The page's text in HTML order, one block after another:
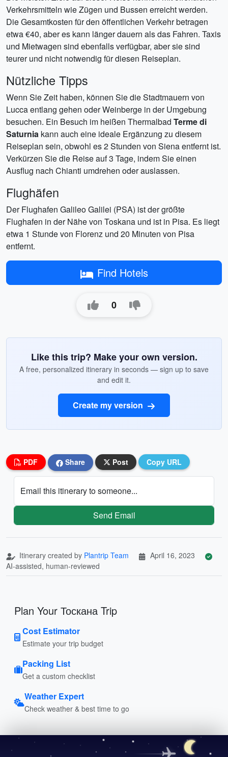
Verkehrsmitteln wie Zügen und Bussen erreicht werden.
Die Gesamtkosten für den öffentlichen Verkehr betragen
etwa €40, aber es kann länger dauern als das Fahren. Taxis
und Mietwagen sind ebenfalls verfügbar, aber sie sind
teurer und nicht notwendig für diesen Reiseplan.
Nützliche Tipps
Wenn Sie Zeit haben, können Sie die Stadtmauern von
Lucca entlang gehen oder Weinberge in der Umgebung
besuchen. Ein Besuch im heißen Thermalbad Terme di
Saturnia kann auch eine ideale Ergänzung zu diesem
Reiseplan sein, obwohl es 2 Stunden von Siena entfernt ist.
Verkürzen Sie die Reise auf 3 Tage, indem Sie einen
Ausflug nach Chianti umdrehen oder auslassen.
Flughäfen
Der Flughafen Galileo Galilei (PSA) ist der größte
Flughafen in der Nähe von Toskana und ist in Pisa. Es liegt
etwa 1 Stunde von Florenz und 20 Minuten von Pisa
entfernt.
Find Hotels
0
Like this trip? Make your own version.
A free, personalized itinerary in seconds — sign up to save
and edit it.
Create my version
PDF Share Post Copy URL
Email this itinerary to someone...
Send Email
Itinerary created by Plantrip Team
April 16, 2023
AI-assisted, human-reviewed
Plan Your Тоскана Trip
Cost Estimator
Estimate your trip budget
Packing List
Get a custom checklist
Weather Expert
Check weather & best time to go